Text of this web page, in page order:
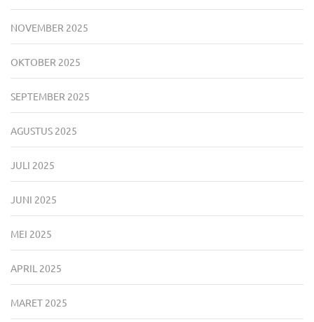
NOVEMBER 2025
OKTOBER 2025
SEPTEMBER 2025
AGUSTUS 2025
JULI 2025
JUNI 2025
MEI 2025
APRIL 2025
MARET 2025